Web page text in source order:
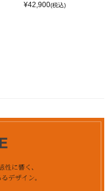
¥42,900(税込)